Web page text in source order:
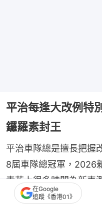
平治每逢大改例特
鑼羅素封王
平治車隊總是擅長把握
8屆車隊總冠軍，2026
素花上很多時間為新車
賽季冠軍大熱，他與
在Google
追蹤《香港01》